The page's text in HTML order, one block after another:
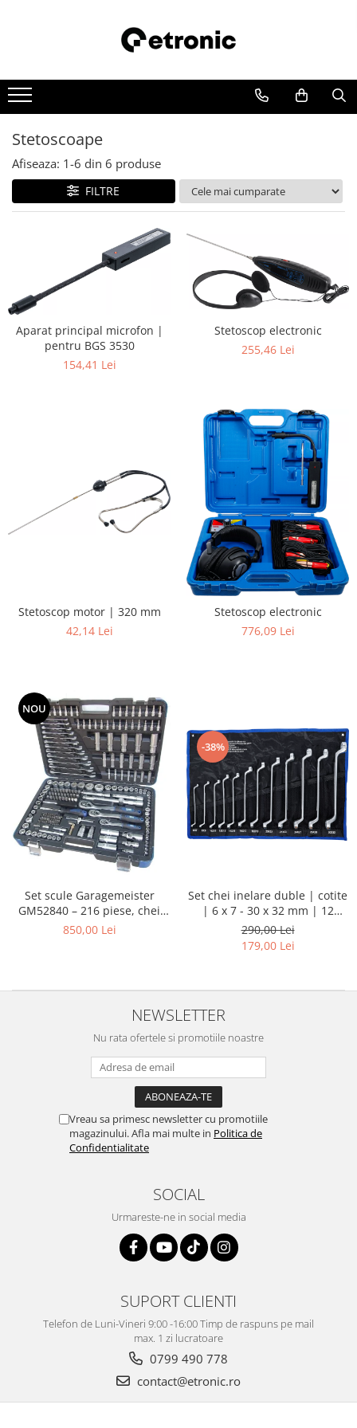
Stetoscoape
Afiseaza: 1-6 din 6 produse
FILTRE
Aparat principal microfon |
pentru BGS 3530
154,41 Lei
Stetoscop electronic
255,46 Lei
Stetoscop motor | 320 mm
42,14 Lei
Stetoscop electronic
776,09 Lei
NOU
Set scule Garagemeister
GM52840 – 216 piese, chei
tubulare 1/4”, 3/8”, 1/2”, biți,
850,00 Lei
-38%
Set chei inelare duble | cotite
| 6 x 7 - 30 x 32 mm | 12
piese
290,00 Lei
179,00 Lei
NEWSLETTER
Nu rata ofertele si promotiile noastre
Vreau sa primesc newsletter cu promotiile
magazinului. Afla mai multe in Politica de
Confidentialitate
SOCIAL
Urmareste-ne in social media
SUPORT CLIENTI
Telefon de Luni-Vineri 9:00 -16:00 Timp de raspuns pe mail
max. 1 zi lucratoare
0799 490 778
contact@etronic.ro